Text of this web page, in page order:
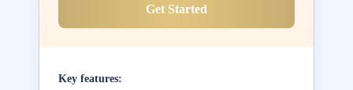
Get Started
Key features: